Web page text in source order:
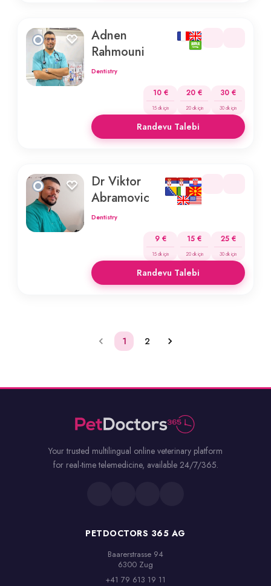
Adnen
Rahmouni
Dentistry
10 €
15 dk için
20 €
20 dk için
30 €
30 dk için
Randevu Talebi
Dr Viktor
Abramovic
Dentistry
9 €
15 dk için
15 €
20 dk için
25 €
30 dk için
Randevu Talebi
1 2
Your trusted multilingual online veterinary platform
for real-time telemedicine, available 24/7/365.
PETDOCTORS 365 AG
Baarerstrasse 94
6300 Zug
+41 79 613 19 11